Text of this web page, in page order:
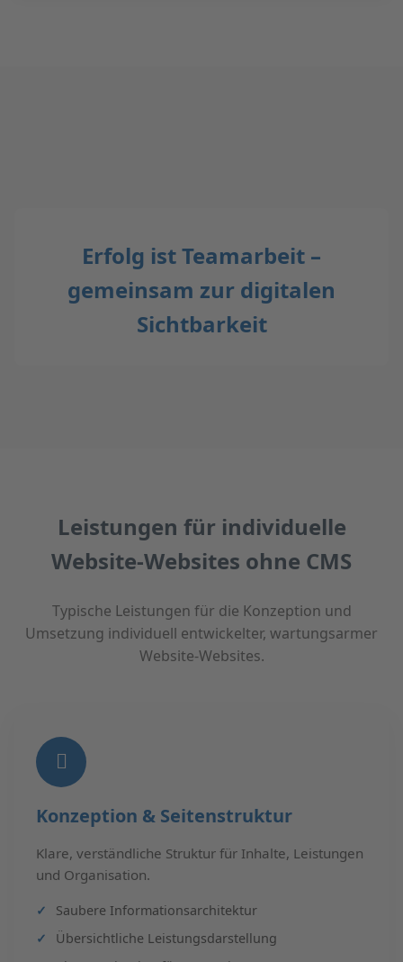
Erfolg ist Teamarbeit –
gemeinsam zur digitalen
Sichtbarkeit
Leistungen für individuelle
Website-Websites ohne CMS
Typische Leistungen für die Konzeption und
Umsetzung individuell entwickelter, wartungsarmer
Website-Websites.
Konzeption & Seitenstruktur
Klare, verständliche Struktur für Inhalte, Leistungen
und Organisation.
Saubere Informationsarchitektur
Übersichtliche Leistungsdarstellung